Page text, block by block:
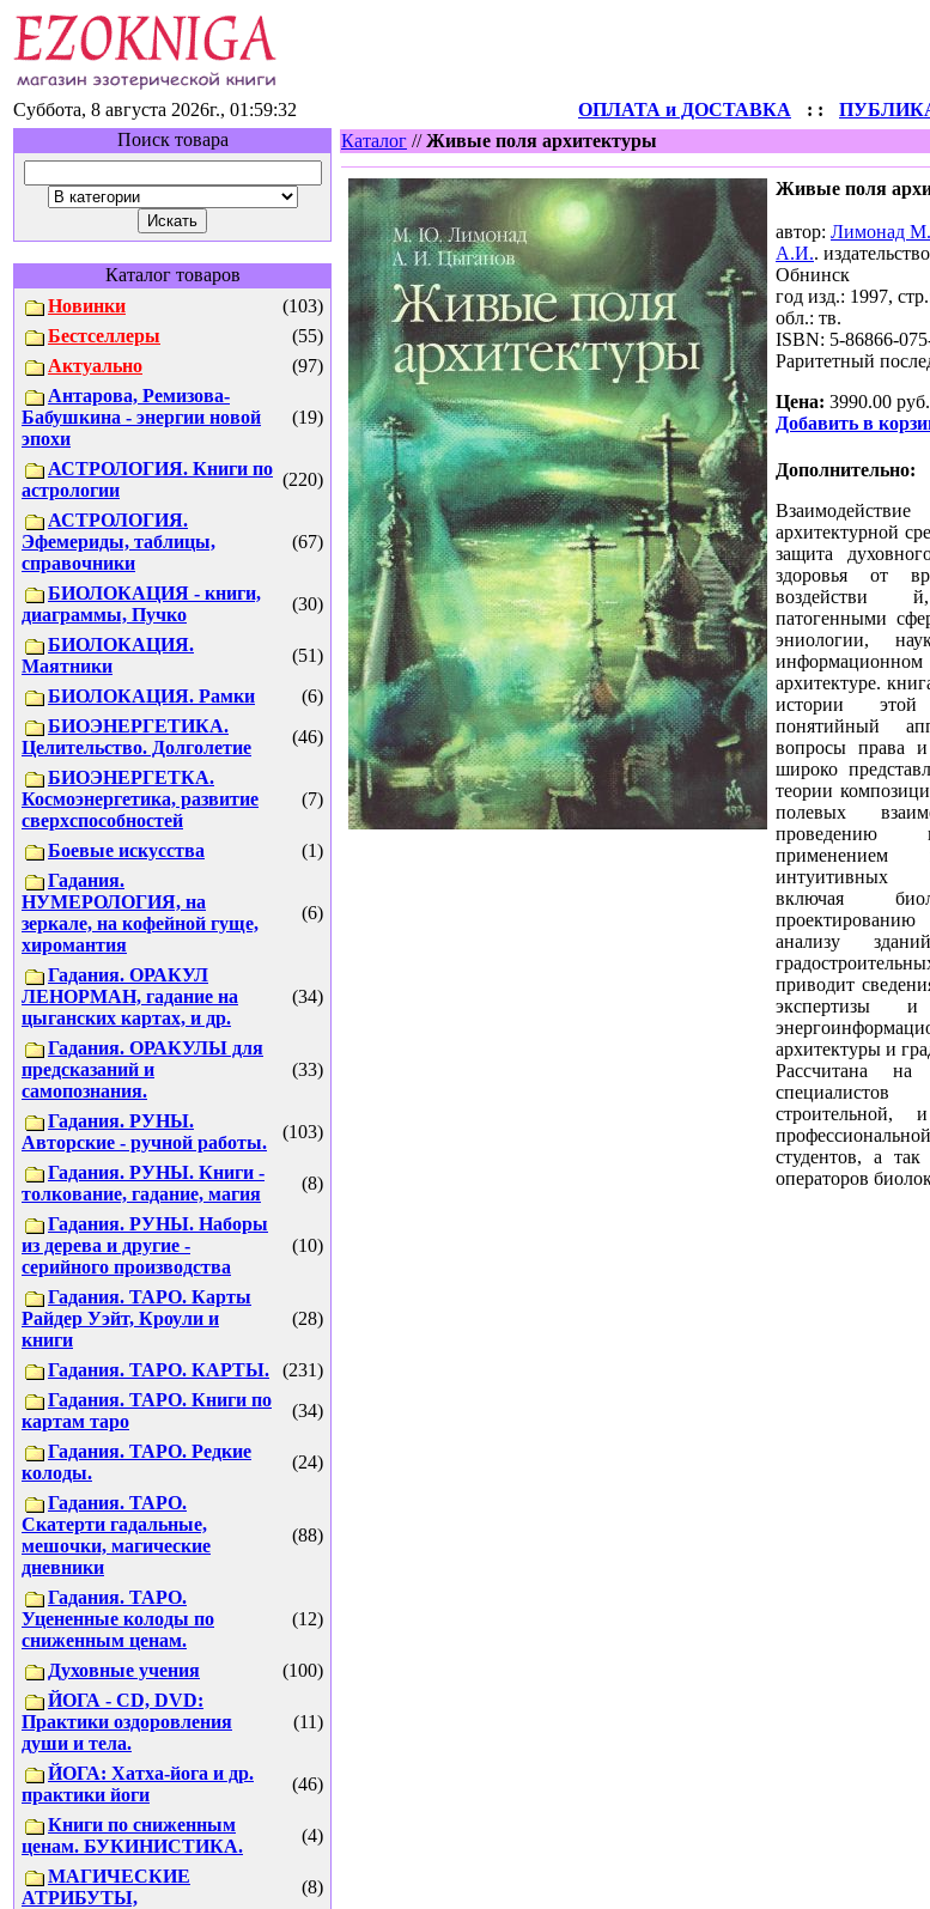
Суббота, 8 августа 2026г., 01:59:32 ОПЛАТА и ДОСТАВКА : :
Поиск товара
Каталог товаров
Новинки
(103)
Бестселлеры
(55)
Актуально
(97)
Антарова, Ремизова-
Бабушкина - энергии новой
эпохи
(19)
АСТРОЛОГИЯ. Книги по
астрологии
(220)
АСТРОЛОГИЯ.
Эфемериды, таблицы,
справочники
(67)
БИОЛОКАЦИЯ - книги,
диаграммы, Пучко
(30)
БИОЛОКАЦИЯ.
Маятники
(51)
БИОЛОКАЦИЯ. Рамки
(6)
БИОЭНЕРГЕТИКА.
Целительство. Долголетие
(46)
БИОЭНЕРГЕТКА.
Космоэнергетика, развитие
сверхспособностей
(7)
Боевые искусства
(1)
Гадания.
НУМЕРОЛОГИЯ, на
зеркале, на кофейной гуще,
хиромантия
(6)
Гадания. ОРАКУЛ
ЛЕНОРМАН, гадание на
цыганских картах, и др.
(34)
Гадания. ОРАКУЛЫ для
предсказаний и
самопознания.
(33)
Гадания. РУНЫ.
Авторские - ручной работы.
(103)
Гадания. РУНЫ. Книги -
толкование, гадание, магия
(8)
Гадания. РУНЫ. Наборы
из дерева и другие -
серийного производства
(10)
Гадания. ТАРО. Карты
Райдер Уэйт, Кроули и
книги
(28)
Гадания. ТАРО. КАРТЫ.
(231)
Гадания. ТАРО. Книги по
картам таро
(34)
Гадания. ТАРО. Редкие
колоды.
(24)
Гадания. ТАРО.
Скатерти гадальные,
мешочки, магические
дневники
(88)
Гадания. ТАРО.
Уцененные колоды по
сниженным ценам.
(12)
Духовные учения
(100)
ЙОГА - CD, DVD:
Практики оздоровления
души и тела.
(11)
ЙОГА: Хатха-йога и др.
практики йоги
(46)
Книги по сниженным
ценам. БУКИНИСТИКА.
(4)
МАГИЧЕСКИЕ
АТРИБУТЫ,
(8)
Каталог //Живые поля архитектуры
Живые поля
автор: Лимонад
А.И..
Обнинск
год изд.: 1997,
обл.: тв.
ISBN: 5-86866-
Раритетный
Цена: 3990.00 руб.
Добавить в
Дополнительно:
архитектурной
защита
здоровья от
воздействи
патогенными
эниологии,
архитектуре.
истории
понятийный
вопросы права и
широко
теории
полевых
проведению
интуитивных
включая
анализу
приводит
экспертизы
архитектуры и
Рассчитана
специалистов
строительной,
студентов, а
операторов